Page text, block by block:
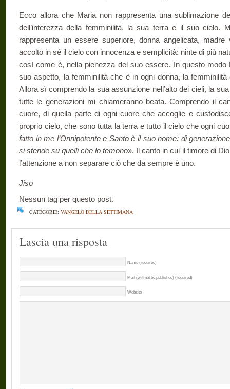
Ecco allora che Maria non rappresenta una sublimazione
dell’interezza della femminilità, la sua terra e il suo cielo.
rappresenta un essere superiore, donna angelicata,
accolto in sé il cielo con innocenza e semplicità: ninte di più
così come è, nella pienezza del suo essere. In questo modo
suo aspetto, la femminilità che è in ogni donna, la
Allora sì comprendo la sua assunzione nell’alto dei cieli, la
tutte le generazioni mi chiameranno beata. Comprendo il
cuore, di quella parte di ogni cuore che accoglie e
proprio cielo, che sono tutta la terra e tutto il cielo che ogni
fatto in me l’Onnipotente e Santo è il suo nome: di
si stende su quelli che lo temono». Il canto in cui il timore di
l’attenzione a non separare ciò che da sempre è uno.
Jiso
Nessun tag per questo post.
CATEGORIE: VANGELO DELLA SETTIMANA
Lascia una risposta
Name (required)
Mail (will not be published) (required)
Website